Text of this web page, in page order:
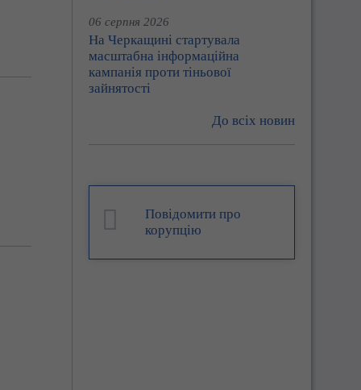
06 серпня 2026
На Черкащині стартувала
масштабна інформаційна
кампанія проти тіньової
зайнятості
До всіх новин
Повідомити про
корупцію